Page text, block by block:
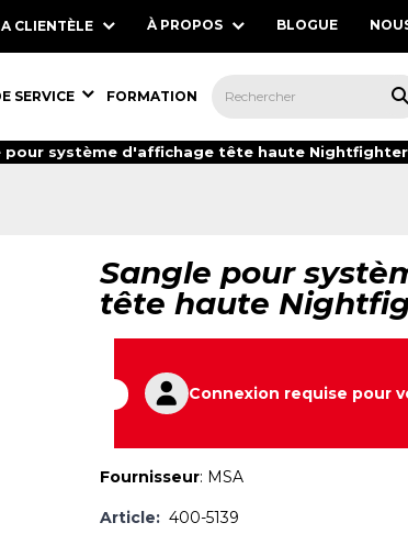
CLIENTÈLE À PROPOS BLOGUE
SERVICE ÉQUIPEMENTS,
FORMATION
pour système d'affichage tête haute
Sangle pour
tête haute
Connexion requise pour
Fournisseur: MSA
Article: 400-5139